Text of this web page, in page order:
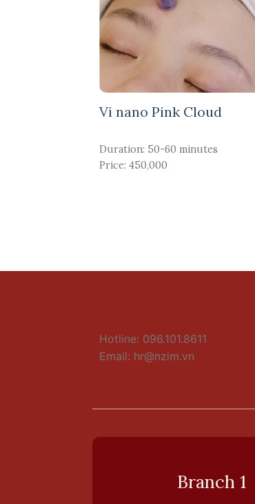
Vi nano Pink Cloud
Duration: 50-60 minutes
Price: 450,000
Hotline: 096.101.8611
Email: hr@nzim.vn
Branch 1